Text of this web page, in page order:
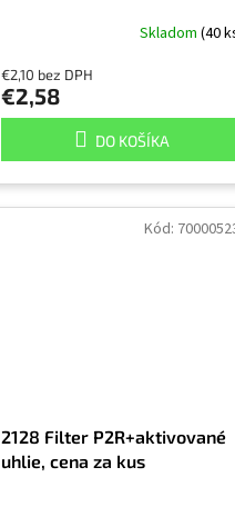
Skladom (40
€2,10 bez DPH
€2,58
DO KOŠÍKA
2128 Filter P2R+aktivované
uhlie, cena za kus
Kód: